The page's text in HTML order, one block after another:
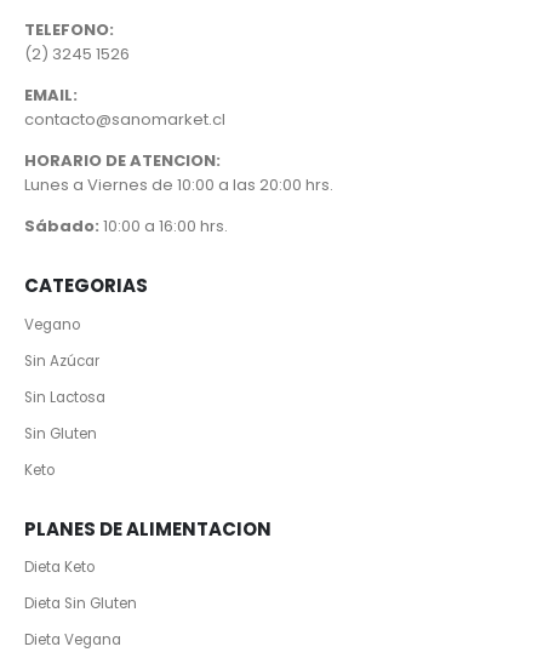
TELEFONO:
(2) 3245 1526
EMAIL:
contacto@sanomarket.cl
HORARIO DE ATENCION:
Lunes a Viernes de 10:00 a las 20:00 hrs.
Sábado: 10:00 a 16:00 hrs.
CATEGORIAS
Vegano
Sin Azúcar
Sin Lactosa
Sin Gluten
Keto
PLANES DE ALIMENTACION
Dieta Keto
Dieta Sin Gluten
Dieta Vegana